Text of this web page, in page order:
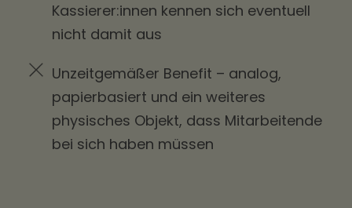
Kassierer:innen kennen sich eventuell
nicht damit aus
Unzeitgemäßer Benefit – analog,
papierbasiert und ein weiteres
physisches Objekt, dass Mitarbeitende
bei sich haben müssen